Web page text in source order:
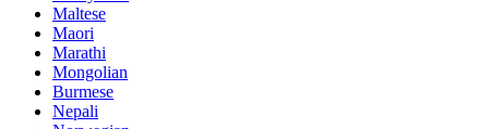
Maltese
Maori
Marathi
Mongolian
Burmese
Nepali